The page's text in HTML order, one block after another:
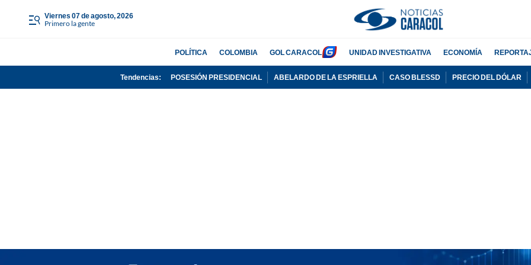
viernes 07 de agosto, 2026
Primero la gente
POLÍTICA COLOMBIA GOL CARACOL UNIDAD INVESTIGATIVA ECONOMÍA
Tendencias: POSESIÓN PRESIDENCIAL ABELARDO DE LA ESPRIELLA CASO BLESSD PRECIO DEL DÓLAR